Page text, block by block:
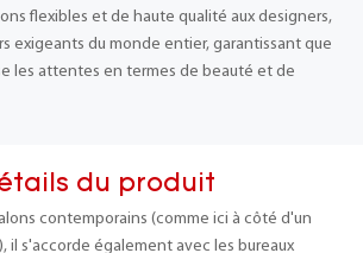
flexibles et de haute qualité aux designers,
exigeants du monde entier, garantissant que
les attentes en termes de beauté et de
du produit
contemporains (comme ici à côté d'un
il s'accorde également avec les bureaux